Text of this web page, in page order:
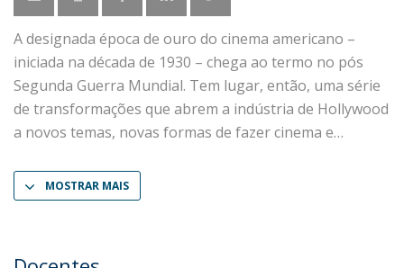
A designada época de ouro do cinema americano –
iniciada na década de 1930 – chega ao termo no pós
Segunda Guerra Mundial. Tem lugar, então, uma série
de transformações que abrem a indústria de Hollywood
a novos temas, novas formas de fazer cinema e
MOSTRAR MAIS